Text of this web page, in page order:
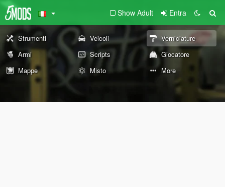
Show Adult Entra
Strumenti Veicoli
Verniciature
Armi
Scripts
Giocatore
Mappe
Misto More